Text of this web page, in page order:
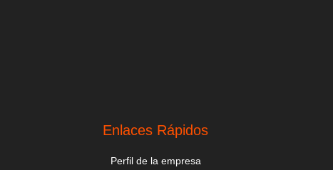
Enlaces Rápidos
Perfil de la empresa